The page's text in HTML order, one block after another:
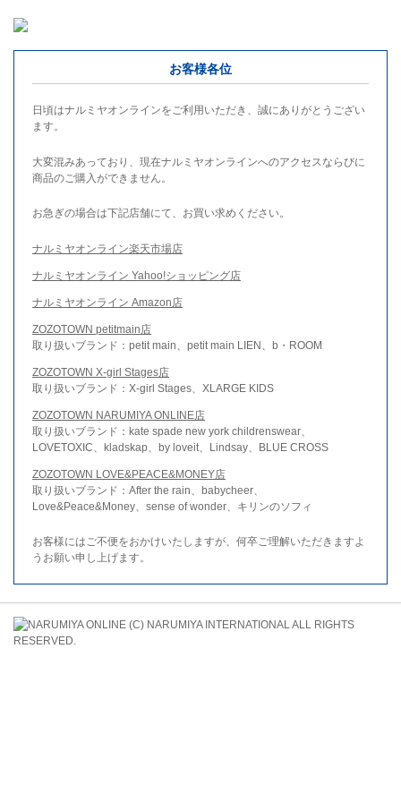
お客様各位
日頃はナルミヤオンラインをご利用いただき、誠にありがとうござい
ます。
大変混みあっており、現在ナルミヤオンラインへのアクセスならびに
商品のご購入ができません。
お急ぎの場合は下記店舗にて、お買い求めください。
ナルミヤオンライン楽天市場店
ナルミヤオンライン Yahoo!ショッピング店
ナルミヤオンライン Amazon店
ZOZOTOWN petitmain店
取り扱いブランド：petit main、petit main LIEN、b・ROOM
ZOZOTOWN X-girl Stages店
取り扱いブランド：X-girl Stages、XLARGE KIDS
ZOZOTOWN NARUMIYA ONLINE店
取り扱いブランド：kate spade new york childrenswear、
LOVETOXIC、kladskap、by loveit、Lindsay、BLUE CROSS
ZOZOTOWN LOVE&PEACE&MONEY店
取り扱いブランド：After the rain、babycheer、
Love&Peace&Money、sense of wonder、キリンのソフィ
お客様にはご不便をおかけいたしますが、何卒ご理解いただきますよ
うお願い申し上げます。